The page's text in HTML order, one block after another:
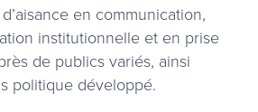
en communication,
institutionnelle et en prise
de publics variés, ainsi
politique développé.